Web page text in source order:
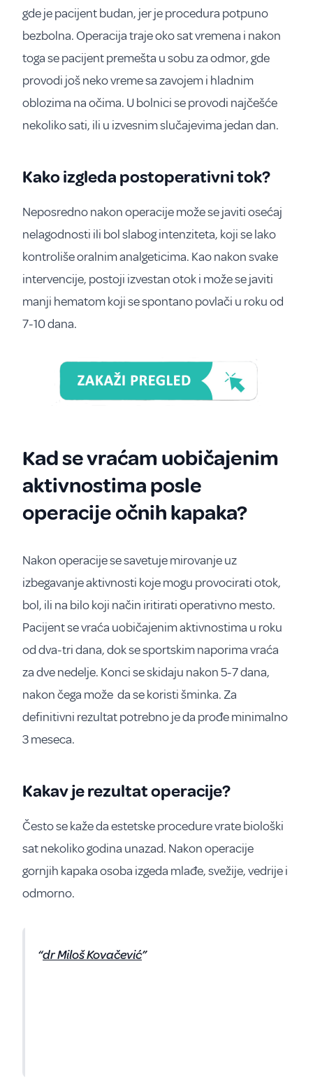
gde je pacijent budan, jer je procedura potpuno
bezbolna. Operacija traje oko sat vremena i nakon
toga se pacijent premešta u sobu za odmor, gde
provodi još neko vreme sa zavojem i hladnim
oblozima na očima. U bolnici se provodi najčešće
nekoliko sati, ili u izvesnim slučajevima jedan dan.
Kako izgleda postoperativni tok?
Neposredno nakon operacije može se javiti osećaj
nelagodnosti ili bol slabog intenziteta, koji se lako
kontroliše oralnim analgeticima. Kao nakon svake
intervencije, postoji izvestan otok i može se javiti
manji hematom koji se spontano povlači u roku od
7-10 dana.
Kad se vraćam uobičajenim
aktivnostima posle
operacije očnih kapaka?
Nakon operacije se savetuje mirovanje uz
izbegavanje aktivnosti koje mogu provocirati otok,
bol, ili na bilo koji način iritirati operativno mesto.
Pacijent se vraća uobičajenim aktivnostima u roku
od dva-tri dana, dok se sportskim naporima vraća
za dve nedelje. Konci se skidaju nakon 5-7 dana,
nakon čega može da se koristi šminka. Za
definitivni rezultat potrebno je da prođe minimalno
3 meseca.
Kakav je rezultat operacije?
Često se kaže da estetske procedure vrate biološki
sat nekoliko godina unazad. Nakon operacije
gornjih kapaka osoba izgeda mlađe, svežije, vedrije i
odmorno.
dr Miloš Kovačević